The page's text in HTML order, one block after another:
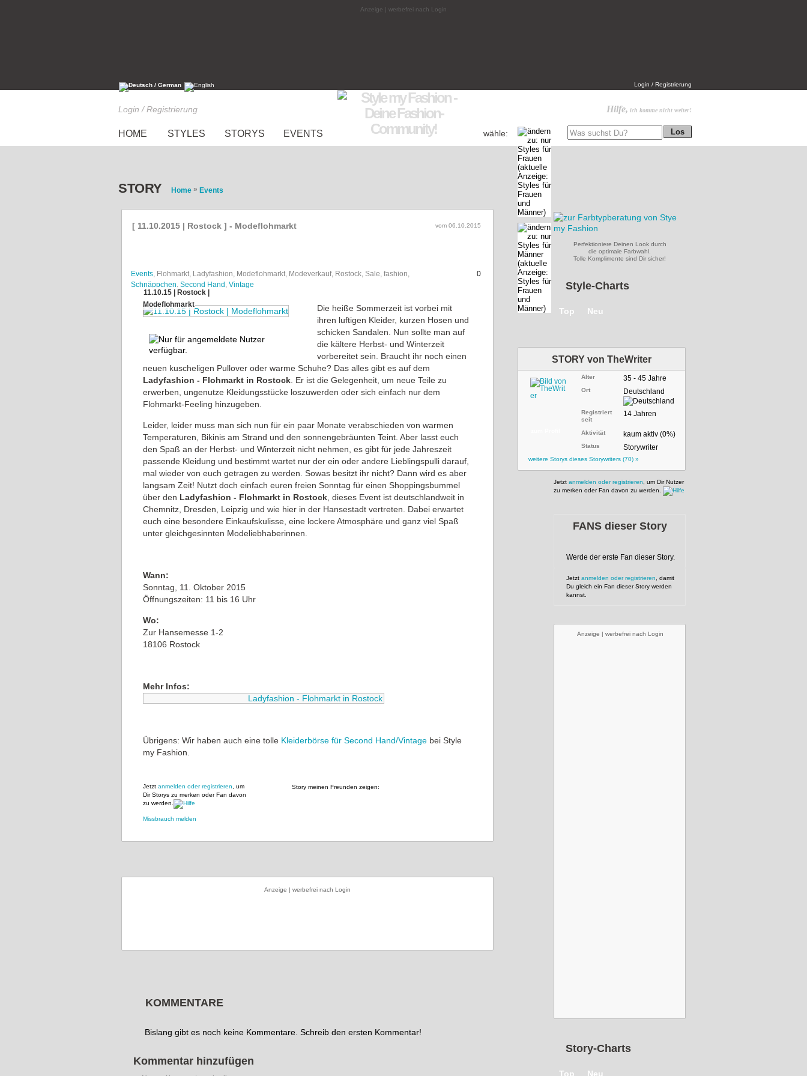
Anzeige | werbefrei nach Login
Login / Registrierung
Hilfe, ich komme nicht weiter!
Login / Registrierung
HOME STYLES STORYS EVENTS wähle:
STORY Home » Events
[ 11.10.2015 | Rostock ] - Modeflohmarkt vom 06.10.2015
Events, Flohmarkt, Ladyfashion, Modeflohmarkt, Modeverkauf, Rostock, Sale, fashion,
Schnäppchen, Second Hand , Vintage
0
11.10.15 | Rostock |
Modeflohmarkt
Die heiße Sommerzeit ist vorbei mit
ihren luftigen Kleider, kurzen Hosen und
schicken Sandalen. Nun sollte man auf
die kältere Herbst- und Winterzeit
vorbereitet sein. Braucht ihr noch einen
neuen kuscheligen Pullover oder warme Schuhe? Das alles gibt es auf dem
Ladyfashion - Flohmarkt in Rostock . Er ist die Gelegenheit, um neue Teile zu
erwerben, ungenutze Kleidungsstücke loszuwerden oder sich einfach nur dem
Flohmarkt-Feeling hinzugeben.
Leider, leider muss man sich nun für ein paar Monate verabschieden von warmen
Temperaturen, Bikinis am Strand und den sonnengebräunten Teint. Aber lasst euch
den Spaß an der Herbst- und Winterzeit nicht nehmen, es gibt für jede Jahreszeit
passende Kleidung und bestimmt wartet nur der ein oder andere Lieblingspulli darauf,
mal wieder von euch getragen zu werden. Sowas besitzt ihr nicht? Dann wird es aber
langsam Zeit! Nutzt doch einfach euren freien Sonntag für einen Shoppingsbummel
über den Ladyfashion - Flohmarkt in Rostock , dieses Event ist deutschlandweit in
Chemnitz, Dresden, Leipzig und wie hier in der Hansestadt vertreten. Dabei erwartet
euch eine besondere Einkaufskulisse, eine lockere Atmosphäre und ganz viel Spaß
unter gleichgesinnten Modeliebhaberinnen.
Wann:
Sonntag, 11. Oktober 2015
Öffnungszeiten: 11 bis 16 Uhr
Wo:
Zur Hansemesse 1-2
18106 Rostock
Mehr Infos:
Ladyfashion - Flohmarkt in Rostock
Übrigens: Wir haben auch eine tolle Kleiderbörse für Second Hand/Vintage bei Style
my Fashion.
Story meinen Freunden zeigen:
Jetzt anmelden oder registrieren , um
Dir Storys zu merken oder Fan davon
zu werden.
Missbrauch melden
Anzeige | werbefrei nach Login
KOMMENTARE
Bislang gibt es noch keine Kommentare. Schreib den ersten Kommentar!
Kommentar hinzufügen
Perfektioniere Deinen Look durch
die optimale Farbwahl.
Tolle Komplimente sind Dir sicher!
Style-Charts
Top Neu
STORY von TheWriter
Alter 35 - 45 Jahre
Ort Deutschland
Registriert
seit
14 Jahren
Aktivität kaum aktiv (0%)
Status Storywriter
weitere Storys dieses Storywriters (70) »
Jetzt anmelden oder registrieren , um Dir Nutzer
zu merken oder Fan davon zu werden.
FANS dieser Story
Werde der erste Fan dieser Story.
Jetzt anmelden oder registrieren , damit
Du gleich ein Fan dieser Story werden
kannst.
Anzeige | werbefrei nach Login
Story-Charts
Top Neu